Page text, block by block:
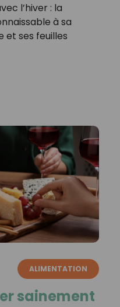
l’hiver : la
à sa
et ses feuilles
ALIMENTATION
sainement